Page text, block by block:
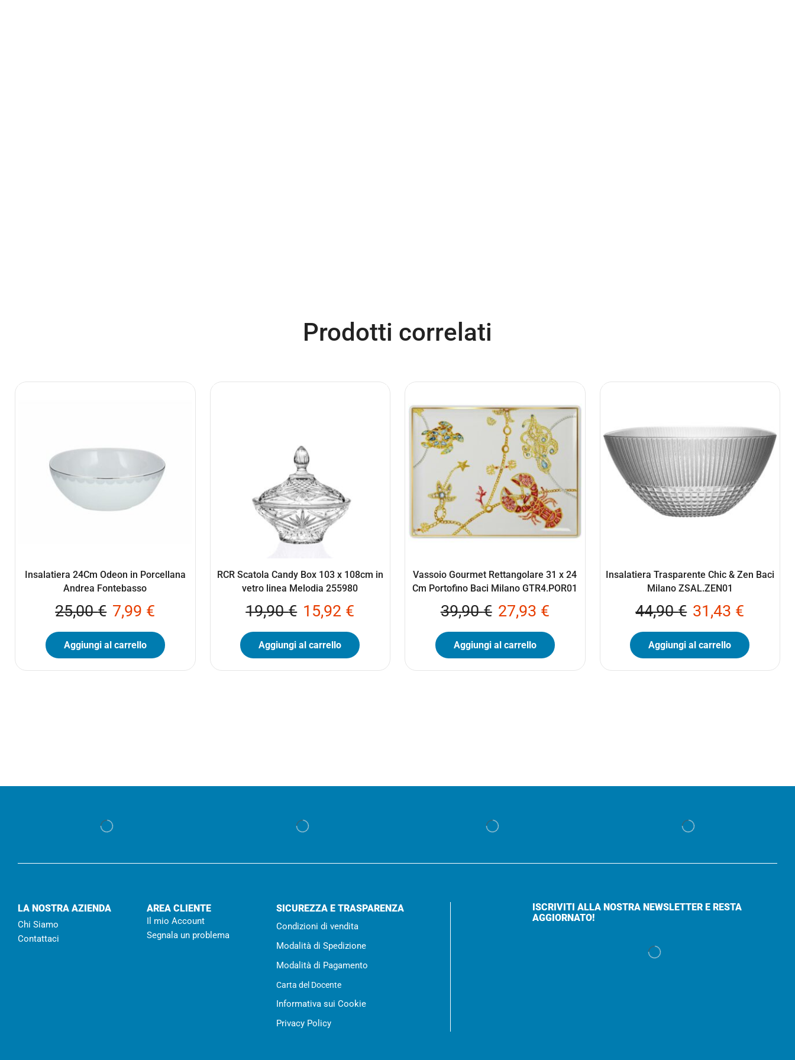
Prodotti correlati
Insalatiera 24Cm Odeon in Porcellana
Andrea Fontebasso
25,00€ 7,99 €
Aggiungi al carrello
RCR Scatola Candy Box 103 x 108cm in
vetro linea Melodia 255980
19,90€ 15,92 €
Aggiungi al carrello
Vassoio Gourmet Rettangolare 31 x 24
Cm Portofino Baci Milano GTR4.POR01
39,90€ 27,93 €
Aggiungi al carrello
Insalatiera Trasparente Chic & Zen Baci
Milano ZSAL.ZEN01
44,90€ 31,43 €
Aggiungi al carrello
LA NOSTRA AZIENDA
Chi Siamo
Contattaci
AREA CLIENTE
Il mio Account
Segnala un problema
SICUREZZA E TRASPARENZA
Condizioni di vendita
Modalità di Spedizione
Modalità di Pagamento
Carta del Docente
Informativa sui Cookie
Privacy Policy
ISCRIVITI ALLA NOSTRA NEWSLETTER E RESTA
AGGIORNATO!